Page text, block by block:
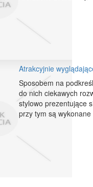
Atrakcyjnie
Sposobem na
do nich ciekawych
stylowo prezentujące
przy tym są